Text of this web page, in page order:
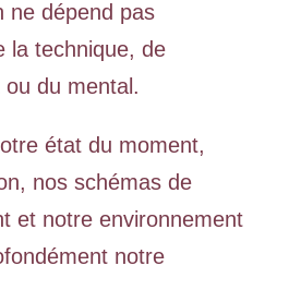
ne dépend pas
la technique, de
ou du mental.
état du moment,
nos schémas de
et notre environnement
notre